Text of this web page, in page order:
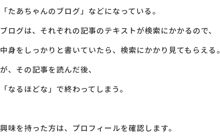
「たあちゃんのブログ」などになっている。
ブログは、それぞれの記事のテキストが検索にかかるので、
中身をしっかりと書いていたら、検索にかかり見てもらえる。
が、その記事を読んだ後、
「なるほどな」で終わってしまう。
興味を持った方は、プロフィールを確認します。